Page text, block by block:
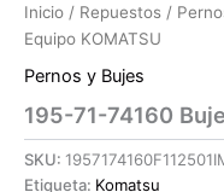
Inicio / Repuestos /
Equipo KOMATSU
Pernos y Bujes
195-71-74160
SKU:
Etiqueta: Komatsu